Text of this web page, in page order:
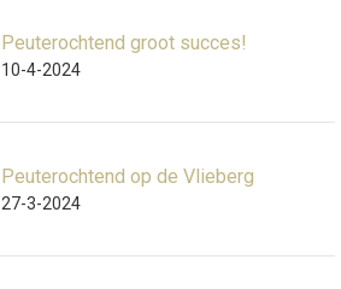
Peuterochtend groot succes!
10-4-2024
Peuterochtend op de Vlieberg
27-3-2024